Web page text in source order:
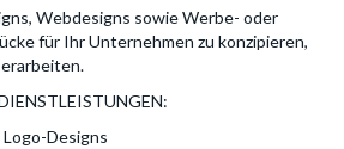
Webdesigns sowie Werbe- oder
für Ihr Unternehmen zu konzipieren,
Designs